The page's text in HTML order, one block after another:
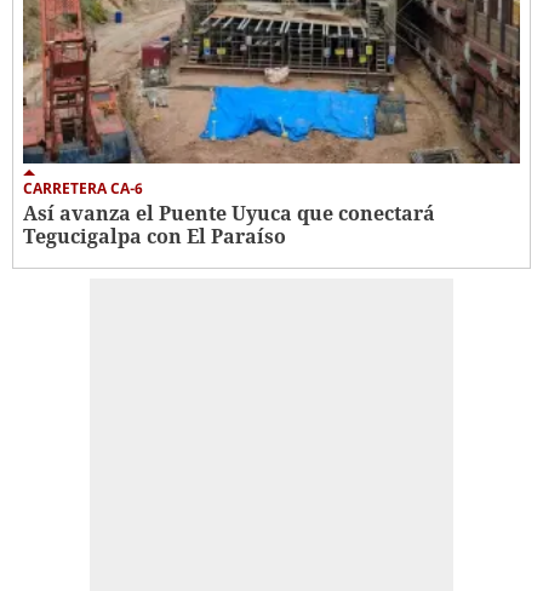
CARRETERA CA-6
Así avanza el Puente Uyuca que conectará
Tegucigalpa con El Paraíso